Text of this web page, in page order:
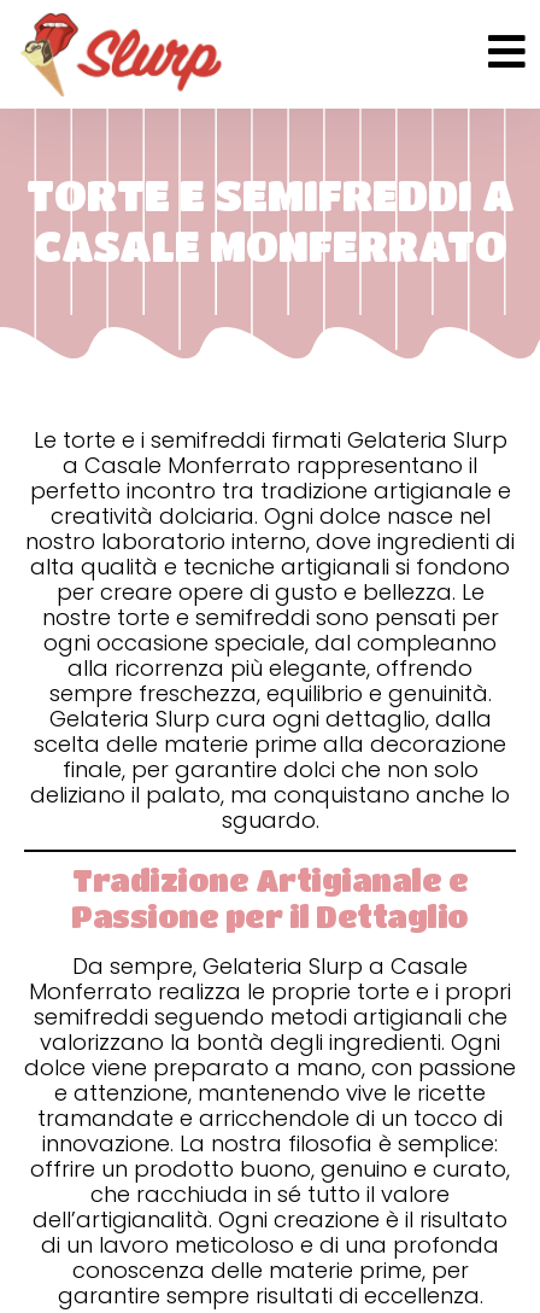
TORTE E SEMIFREDDI A
CASALE MONFERRATO
Le torte e i semifreddi firmati Gelateria Slurp
a Casale Monferrato rappresentano il
perfetto incontro tra tradizione artigianale e
creatività dolciaria. Ogni dolce nasce nel
nostro laboratorio interno, dove ingredienti di
alta qualità e tecniche artigianali si fondono
per creare opere di gusto e bellezza. Le
nostre torte e semifreddi sono pensati per
ogni occasione speciale, dal compleanno
alla ricorrenza più elegante, offrendo
sempre freschezza, equilibrio e genuinità.
Gelateria Slurp cura ogni dettaglio, dalla
scelta delle materie prime alla decorazione
finale, per garantire dolci che non solo
deliziano il palato, ma conquistano anche lo
sguardo.
Tradizione Artigianale e
Passione per il Dettaglio
Da sempre, Gelateria Slurp a Casale
Monferrato realizza le proprie torte e i propri
semifreddi seguendo metodi artigianali che
valorizzano la bontà degli ingredienti. Ogni
dolce viene preparato a mano, con passione
e attenzione, mantenendo vive le ricette
tramandate e arricchendole di un tocco di
innovazione. La nostra filosofia è semplice:
offrire un prodotto buono, genuino e curato,
che racchiuda in sé tutto il valore
dell’artigianalità. Ogni creazione è il risultato
di un lavoro meticoloso e di una profonda
conoscenza delle materie prime, per
garantire sempre risultati di eccellenza.